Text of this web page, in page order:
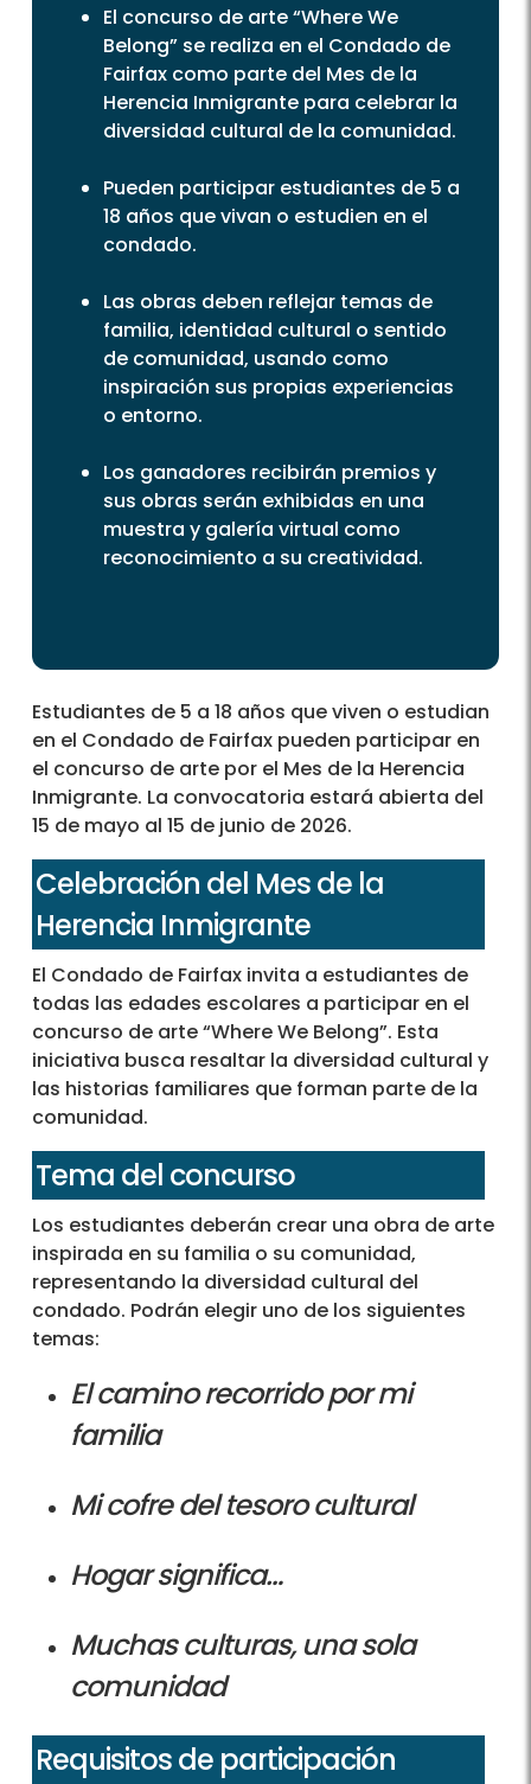
El concurso de arte “Where We
Belong” se realiza en el Condado de
Fairfax como parte del Mes de la
Herencia Inmigrante para celebrar la
diversidad cultural de la comunidad.
Pueden participar estudiantes de 5 a
18 años que vivan o estudien en el
condado.
Las obras deben reflejar temas de
familia, identidad cultural o sentido
de comunidad, usando como
inspiración sus propias experiencias
o entorno.
Los ganadores recibirán premios y
sus obras serán exhibidas en una
muestra y galería virtual como
reconocimiento a su creatividad.
Estudiantes de 5 a 18 años que viven o estudian
en el Condado de Fairfax pueden participar en
el concurso de arte por el Mes de la Herencia
Inmigrante. La convocatoria estará abierta del
15 de mayo al 15 de junio de 2026.
Celebración del Mes de la
Herencia Inmigrante
El Condado de Fairfax invita a estudiantes de
todas las edades escolares a participar en el
concurso de arte “Where We Belong”. Esta
iniciativa busca resaltar la diversidad cultural y
las historias familiares que forman parte de la
comunidad.
Tema del concurso
Los estudiantes deberán crear una obra de arte
inspirada en su familia o su comunidad,
representando la diversidad cultural del
condado. Podrán elegir uno de los siguientes
temas:
El camino recorrido por mi
familia
Mi cofre del tesoro cultural
Hogar significa…
Muchas culturas, una sola
comunidad
Requisitos de participación